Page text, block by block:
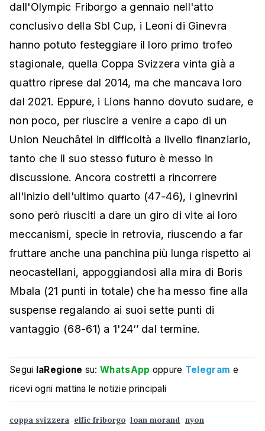
dall'Olympic Friborgo a gennaio nell'atto
conclusivo della Sbl Cup, i Leoni di Ginevra
hanno potuto festeggiare il loro primo trofeo
stagionale, quella Coppa Svizzera vinta già a
quattro riprese dal 2014, ma che mancava loro
dal 2021. Eppure, i Lions hanno dovuto sudare, e
non poco, per riuscire a venire a capo di un
Union Neuchâtel in difficoltà a livello finanziario,
tanto che il suo stesso futuro è messo in
discussione. Ancora costretti a rincorrere
all'inizio dell'ultimo quarto (47-46), i ginevrini
sono però riusciti a dare un giro di vite ai loro
meccanismi, specie in retrovia, riuscendo a far
fruttare anche una panchina più lunga rispetto ai
neocastellani, appoggiandosi alla mira di Boris
Mbala (21 punti in totale) che ha messo fine alla
suspense regalando ai suoi sette punti di
vantaggio (68-61) a 1'24‘’ dal termine.
Segui laRegione su:WhatsApp oppure Telegram e
ricevi ogni mattina le notizie principali
coppa svizzera elfic friborgo loan morand nyon